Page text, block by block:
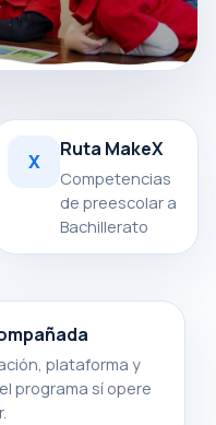
X
Ruta MakeX
Competencias
de preescolar a
Bachillerato
plataforma y
programa sí opere